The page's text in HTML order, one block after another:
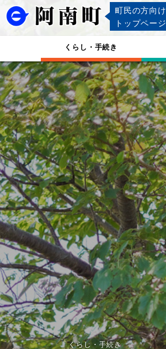
町民の方向け
トップページ
くらし・手続き
くらし・手続き